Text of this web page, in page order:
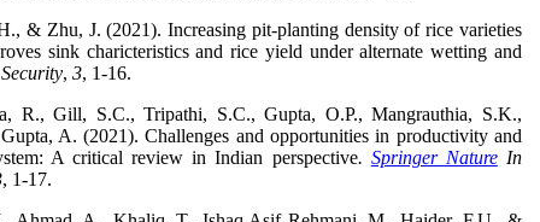
& Zhu, J. (2021). Increasing pit-planting density of rice varieties
sink charicteristics and rice yield under alternate wetting and
, 3, 1-16.
R., Gill, S.C., Tripathi, S.C., Gupta, O.P., Mangrauthia, S.K.,
A. (2021). Challenges and opportunities in productivity and
A critical review in Indian perspective. Springer NatureIn
, 1-17.